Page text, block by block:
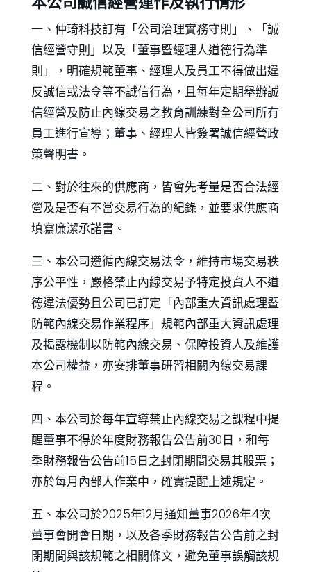
一、仲琦科技訂有「公司治理實務守則」、「誠
信經營守則」以及「董事暨經理人道德行為準
則」，明確規範董事、經理人及員工不得做出違
反誠信或法令等不誠信行為，且每年定期舉辦誠
信經營及防止內線交易之教育訓練對全公司所有
員工進行宣導；董事、經理人皆簽署誠信經營政
策聲明書。
二、對於往來的供應商，皆會先考量是否合法經
營及是否有不當交易行為的紀錄，並要求供應商
填寫廉潔承諾書。
三、本公司遵循內線交易法令，維持市場交易秩
序公平性，嚴格禁止內線交易予特定投資人不道
德違法優勢且公司已訂定「內部重大資訊處理暨
防範內線交易作業程序」規範內部重大資訊處理
及揭露機制以防範內線交易、保障投資人及維護
本公司權益，亦安排董事研習相關內線交易課
程。
四、本公司於每年宣導禁止內線交易之課程中提
醒董事不得於年度財務報告公告前30日，和每
季財務報告公告前15日之封閉期間交易其股票；
亦於每月內部人作業中，確實提醒上述規定。
五、本公司於2025年12月通知董事2026年4次
董事會開會日期，以及各季財務報告公告前之封
閉期間與該規範之相關條文，避免董事誤觸該規